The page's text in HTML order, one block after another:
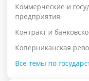
Коммерческие и
предприятия
Контракт и
Коперниканская
Все темы по